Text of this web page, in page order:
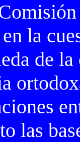
la
de
las